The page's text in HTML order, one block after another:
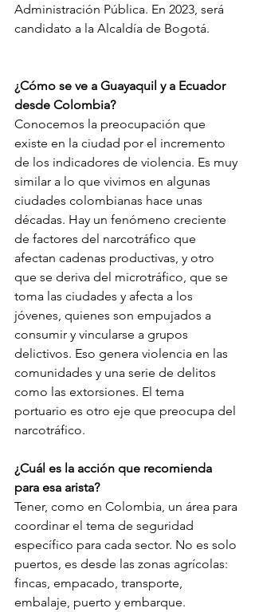
Administración Pública. En 2023, será
candidato a la Alcaldía de Bogotá.
¿Cómo se ve a Guayaquil y a Ecuador
desde Colombia?
Conocemos la preocupación que
existe en la ciudad por el incremento
de los indicadores de violencia. Es muy
similar a lo que vivimos en algunas
ciudades colombianas hace unas
décadas. Hay un fenómeno creciente
de factores del narcotráfico que
afectan cadenas productivas, y otro
que se deriva del microtráfico, que se
toma las ciudades y afecta a los
jóvenes, quienes son empujados a
consumir y vincularse a grupos
delictivos. Eso genera violencia en las
comunidades y una serie de delitos
como las extorsiones. El tema
portuario es otro eje que preocupa del
narcotráfico.
¿Cuál es la acción que recomienda
para esa arista?
Tener, como en Colombia, un área para
coordinar el tema de seguridad
específico para cada sector. No es solo
puertos, es desde las zonas agrícolas:
fincas, empacado, transporte,
embalaje, puerto y embarque.